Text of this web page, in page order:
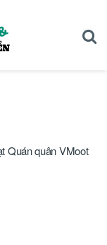
Quán quân VMoot